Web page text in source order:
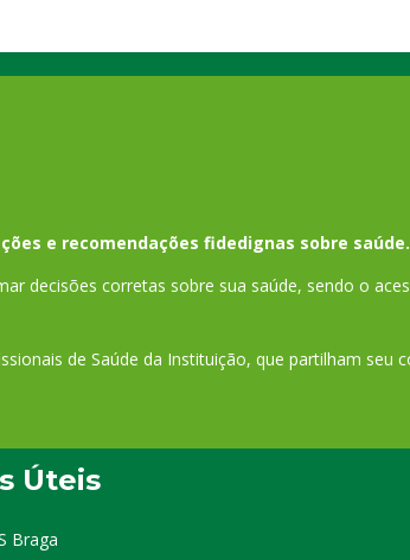
e recomendações fidedignas sobre saúde.
decisões corretas sobre sua saúde, sendo o
de Saúde da Instituição, que partilham seu
Úteis
Braga